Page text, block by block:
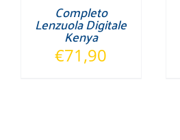
Completo
Lenzuola Digitale
Kenya
€71,90